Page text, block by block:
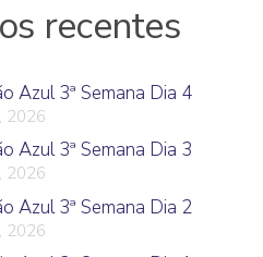
recentes
Azul 3ª Semana Dia 4
2026
Azul 3ª Semana Dia 3
2026
Azul 3ª Semana Dia 2
2026